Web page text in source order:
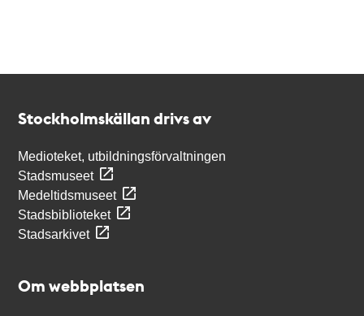
Stockholmskällan drivs av
Medioteket, utbildningsförvaltningen
Stadsmuseet
Medeltidsmuseet
Stadsbiblioteket
Stadsarkivet
Om webbplatsen